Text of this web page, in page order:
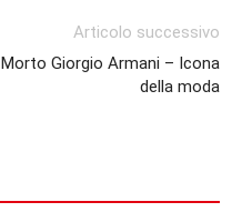
Articolo successivo
Morto Giorgio Armani – Icona
della moda